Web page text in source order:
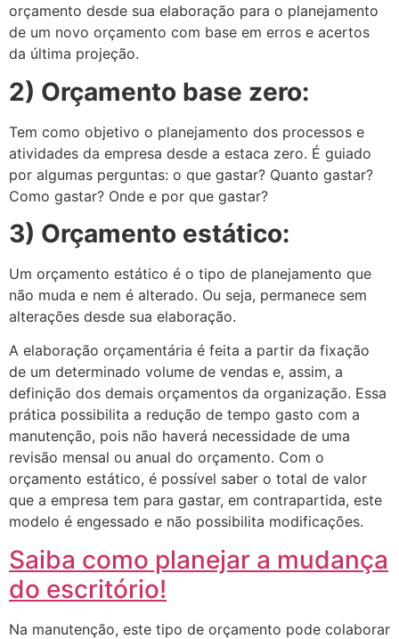
orçamento desde sua elaboração para o planejamento
de um novo orçamento com base em erros e acertos
da última projeção.
2) Orçamento base zero:
Tem como objetivo o planejamento dos processos e
atividades da empresa desde a estaca zero. É guiado
por algumas perguntas: o que gastar? Quanto gastar?
Como gastar? Onde e por que gastar?
3) Orçamento estático:
Um orçamento estático é o tipo de planejamento que
não muda e nem é alterado. Ou seja, permanece sem
alterações desde sua elaboração.
A elaboração orçamentária é feita a partir da fixação
de um determinado volume de vendas e, assim, a
definição dos demais orçamentos da organização. Essa
prática possibilita a redução de tempo gasto com a
manutenção, pois não haverá necessidade de uma
revisão mensal ou anual do orçamento. Com o
orçamento estático, é possível saber o total de valor
que a empresa tem para gastar, em contrapartida, este
modelo é engessado e não possibilita modificações.
Saiba como planejar a mudança
do escritório!
Na manutenção, este tipo de orçamento pode colaborar